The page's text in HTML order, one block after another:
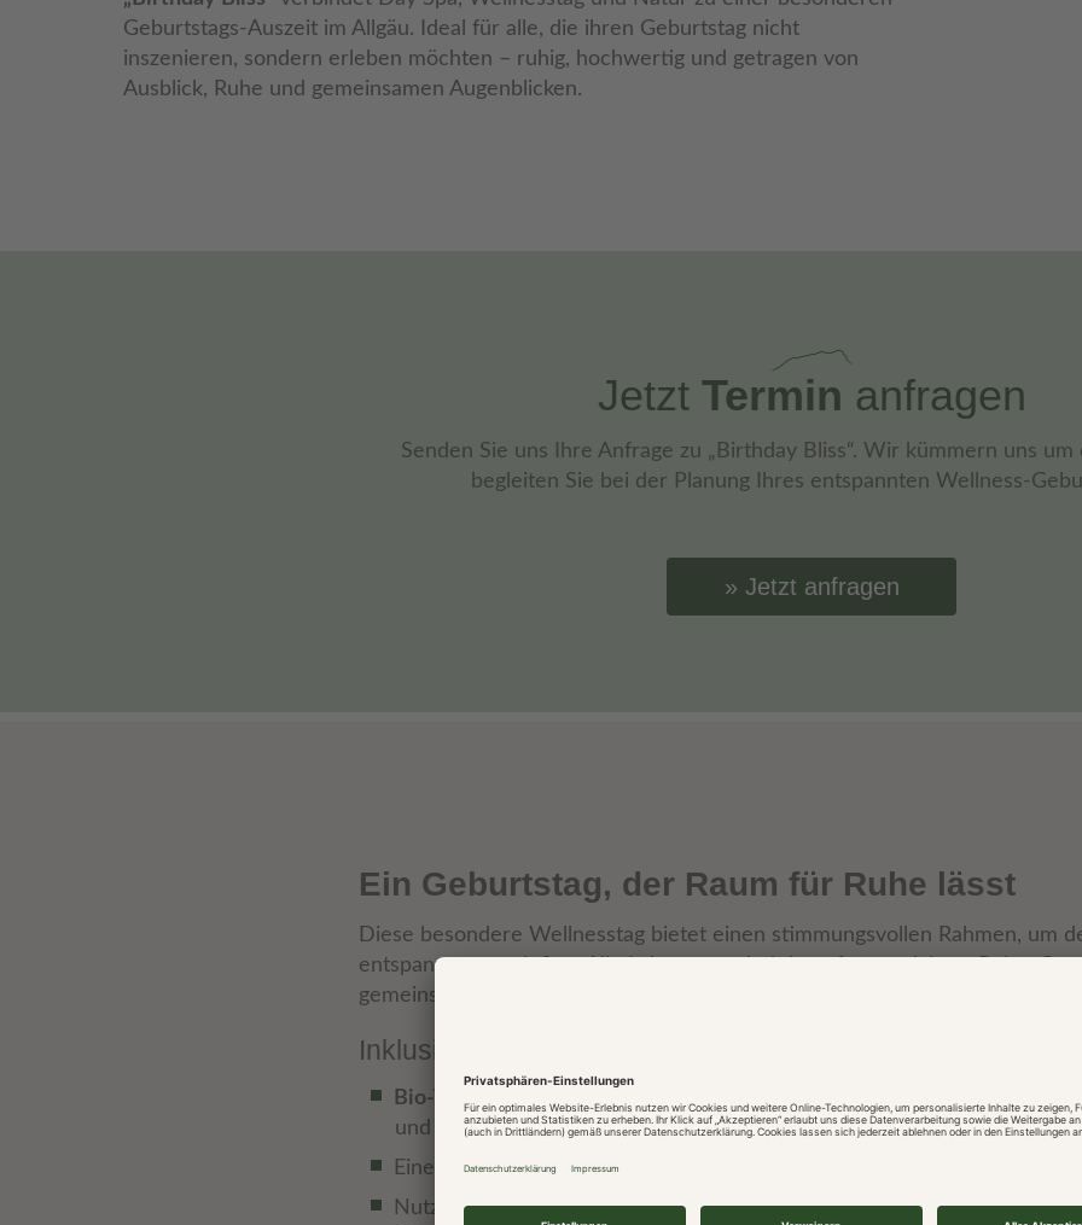
Geburtstags-Auszeit im Allgäu. Ideal für alle, die ihren Geburtstag nicht
inszenieren, sondern erleben möchten – ruhig, hochwertig und getragen von
Ausblick, Ruhe und gemeinsamen Augenblicken.
Jetzt Termin anfragen
Senden Sie uns Ihre Anfrage zu „Birthday Bliss“. Wir kümmern uns um
begleiten Sie bei der Planung Ihres entspannten Wellness-
Jetzt anfragen
Ein Geburtstag, der Raum für Ruhe lässt
Diese besondere Wellnesstag bietet einen stimmungsvollen Rahmen, um
entspannt zu genießen. Alle Leistungen sind darauf ausgerichtet, Ruhe,
gemeinsame Zeit in den Mittelpunkt zu stellen – bewusst reduziert und
Inklusivleistungen:
Bio-Verwöhnfrühstück *
ab 8:00 Uhr: Reichhaltiges Bio-
und saisonalen Spezialitäten
Eine FlascheBio-Sektpro Gruppe auf Wunsch auch alkoholfrei
Nutzung des neuenPanorama-Wellnessbereichs(11:00–17:00 Uhr):